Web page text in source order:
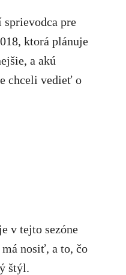
pre
ktorá plánuje
a akú
chceli vedieť o
v tejto sezóne
nosiť, a to, čo
štýl.